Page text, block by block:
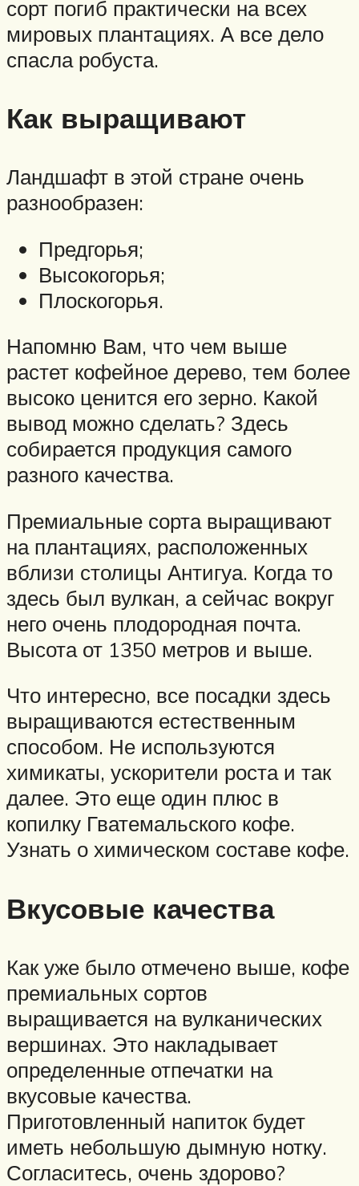
сорт погиб практически на всех
мировых плантациях. А все дело
спасла робуста.
Как выращивают
Ландшафт в этой стране очень
разнообразен:
Предгорья;
Высокогорья;
Плоскогорья.
Напомню Вам, что чем выше
растет кофейное дерево, тем более
высоко ценится его зерно. Какой
вывод можно сделать? Здесь
собирается продукция самого
разного качества.
Премиальные сорта выращивают
на плантациях, расположенных
вблизи столицы Антигуа. Когда то
здесь был вулкан, а сейчас вокруг
него очень плодородная почта.
Высота от 1350 метров и выше.
Что интересно, все посадки здесь
выращиваются естественным
способом. Не используются
химикаты, ускорители роста и так
далее. Это еще один плюс в
копилку Гватемальского кофе.
Узнать о химическом составе кофе.
Вкусовые качества
Как уже было отмечено выше, кофе
премиальных сортов
выращивается на вулканических
вершинах. Это накладывает
определенные отпечатки на
вкусовые качества.
Приготовленный напиток будет
иметь небольшую дымную нотку.
Согласитесь, очень здорово?